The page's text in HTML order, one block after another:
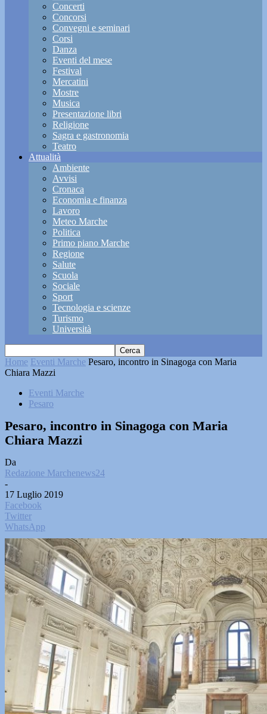
Concerti
Concorsi
Convegni e seminari
Corsi
Danza
Eventi del mese
Festival
Mercatini
Mostre
Musica
Presentazione libri
Religione
Sagra e gastronomia
Teatro
Attualità
Ambiente
Avvisi
Cronaca
Economia e finanza
Lavoro
Meteo Marche
Politica
Primo piano Marche
Regione
Salute
Scuola
Sociale
Sport
Tecnologia e scienze
Turismo
Università
Home Eventi Marche Pesaro, incontro in Sinagoga con Maria
Chiara Mazzi
Eventi Marche
Pesaro
Pesaro, incontro in Sinagoga con Maria
Chiara Mazzi
Da
Redazione Marchenews24
-
17 Luglio 2019
Facebook
Twitter
WhatsApp